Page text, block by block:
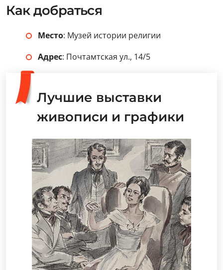
Как добраться
Место: Музей истории религии
Адрес: Почтамтская ул., 14/5
Лучшие выставки
живописи и графики